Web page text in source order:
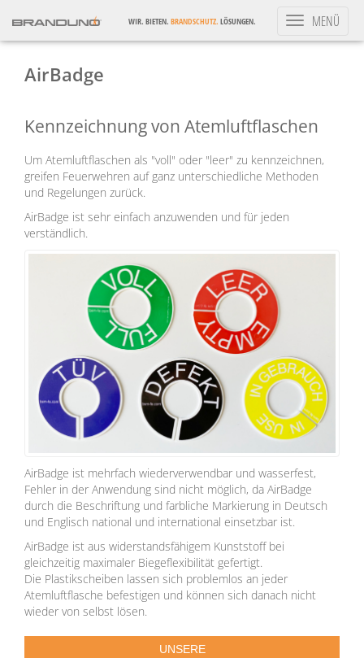
WIR. BIETEN. BRANDSCHUTZ. LÖSUNGEN. ToggleMENÜ
AirBadge
Kennzeichnung von Atemluftflaschen
Um Atemluftflaschen als "voll" oder "leer" zu kennzeichnen,
greifen Feuerwehren auf ganz unterschiedliche Methoden
und Regelungen zurück.
AirBadge ist sehr einfach anzuwenden und für jeden
verständlich.
AirBadge ist mehrfach wiederverwendbar und wasserfest,
Fehler in der Anwendung sind nicht möglich, da AirBadge
durch die Beschriftung und farbliche Markierung in Deutsch
und Englisch national und international einsetzbar ist.
AirBadge ist aus widerstandsfähigem Kunststoff bei
gleichzeitig maximaler Biegeflexibilität gefertigt.
Die Plastikscheiben lassen sich problemlos an jeder
Atemluftflasche befestigen und können sich danach nicht
wieder von selbst lösen.
UNSERE